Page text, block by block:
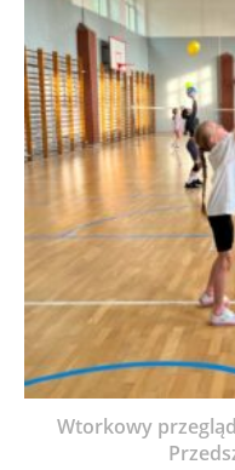
Wtorkowy